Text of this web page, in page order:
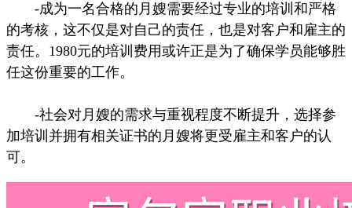
-成为一名合格的月嫂需要经过专业的培训和严格
的考核，这不仅是对自己的责任，也是对客户和雇主的
责任。1980元的培训费用或许正是为了确保学员能够胜
任这份重要的工作。
-社会对月嫂的需求与重视程度不断提升，选择参
加培训并拥有相关证书的月嫂将更受雇主和客户的认
可。